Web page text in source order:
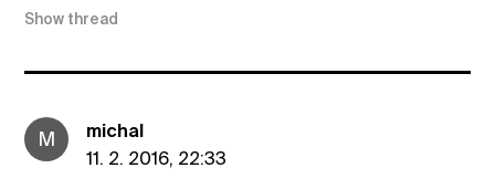
Show thread
M
michal
11. 2. 2016, 22:33